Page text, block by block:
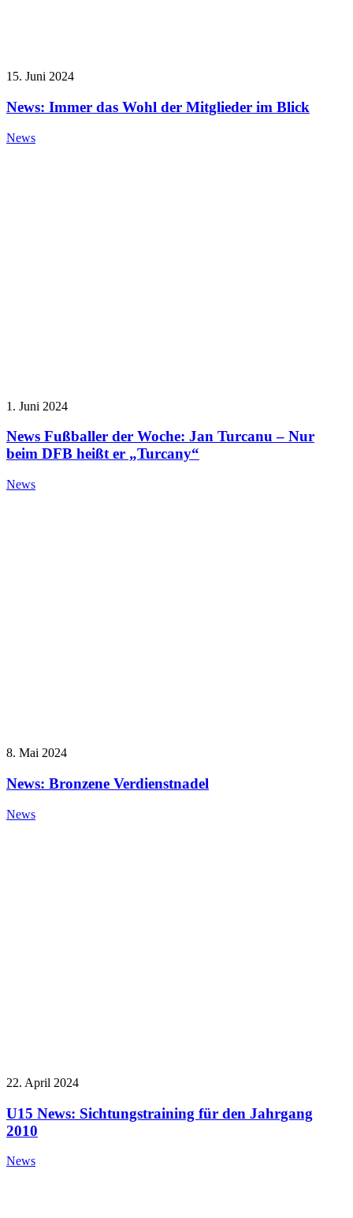
15. Juni 2024
News: Immer das Wohl der Mitglieder im Blick
News
1. Juni 2024
News Fußballer der Woche: Jan Turcanu – Nur
beim DFB heißt er „Turcany“
News
8. Mai 2024
News: Bronzene Verdienstnadel
News
22. April 2024
U15 News: Sichtungstraining für den Jahrgang
2010
News